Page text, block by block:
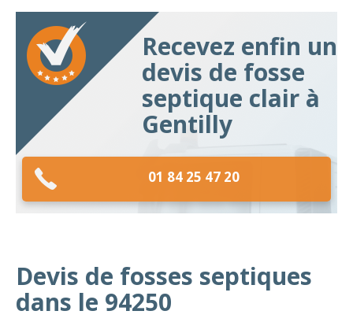
Recevez enfin un
devis de fosse
septique clair à
Gentilly
01 84 25 47 20
Devis de fosses septiques
dans le 94250